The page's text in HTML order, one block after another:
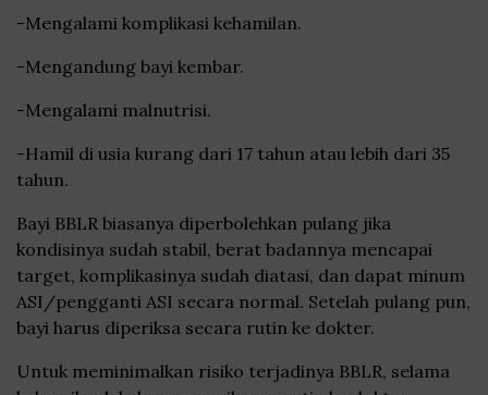
-Mengalami komplikasi kehamilan.
-Mengandung bayi kembar.
-Mengalami malnutrisi.
-Hamil di usia kurang dari 17 tahun atau lebih dari 35
tahun.
Bayi BBLR biasanya diperbolehkan pulang jika
kondisinya sudah stabil, berat badannya mencapai
target, komplikasinya sudah diatasi, dan dapat minum
ASI/pengganti ASI secara normal. Setelah pulang pun,
bayi harus diperiksa secara rutin ke dokter.
Untuk meminimalkan risiko terjadinya BBLR, selama